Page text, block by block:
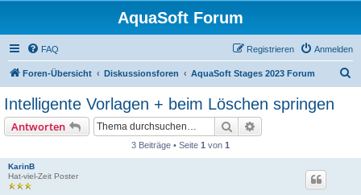
AquaSoft Forum
FAQ Anmelden
Registrieren
Foren-Übersicht Diskussionsforen AquaSoft Stages 2023 Forum
Intelligente Vorlagen + beim Löschen springen
Antworten Suche
3 Beiträge • Seite 1 von 1
KarinB
Hat-viel-Zeit Poster